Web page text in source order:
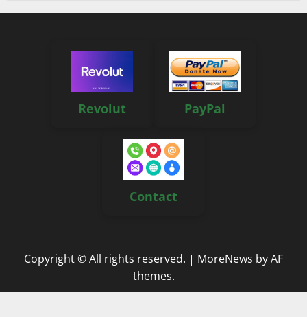
Revolut PayPal
Contact
Copyright © All rights reserved. | MoreNews by AF
themes.